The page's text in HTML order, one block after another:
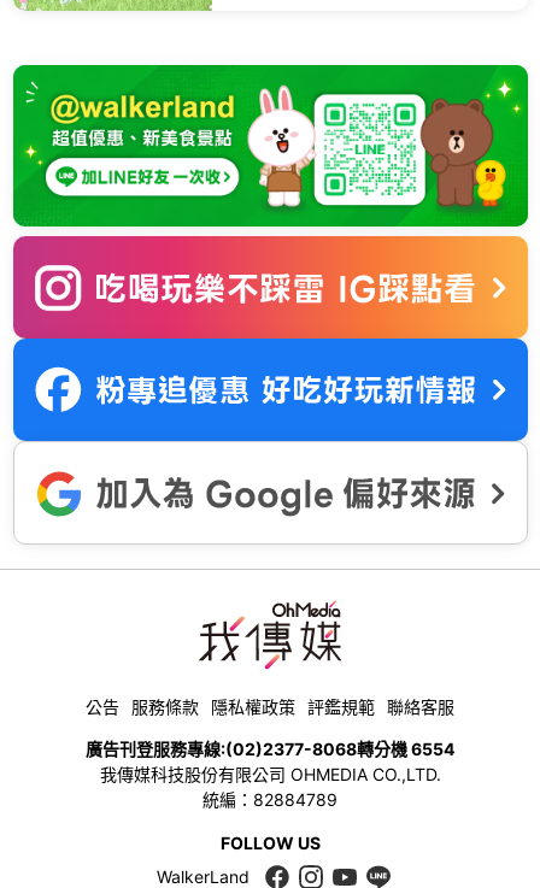
公告 服務條款 隱私權政策 評鑑規範 聯絡客服
廣告刊登服務專線:(02)2377-8068轉分機 6554
我傳媒科技股份有限公司 OHMEDIA CO.,LTD.
統編：82884789
FOLLOW US
WalkerLand